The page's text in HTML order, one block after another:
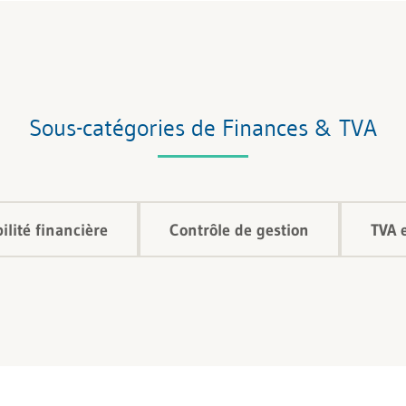
Sous-catégories de Finances & TVA
financière Contrôle de gestion TVA